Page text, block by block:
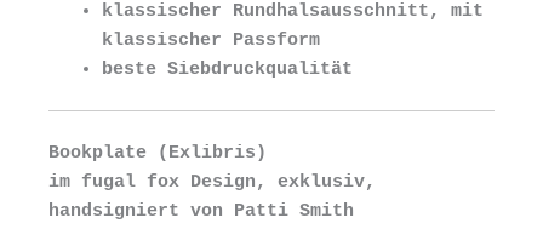
klassischer Rundhalsausschnitt, mit
klassischer Passform
beste Siebdruckqualität
Bookplate (Exlibris)
im fugal fox Design, exklusiv,
handsigniert von Patti Smith